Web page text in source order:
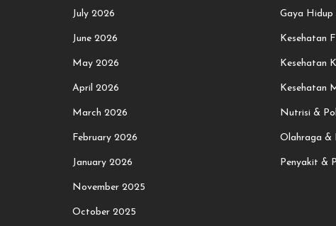
July 2026
June 2026
May 2026
April 2026
March 2026
February 2026
January 2026
November 2025
October 2025
Gaya Hidup
Kesehatan
Kesehatan
Kesehatan
Nutrisi &
Olahraga &
Penyakit &